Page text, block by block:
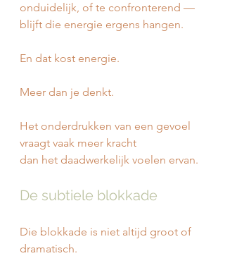
onduidelijk, of te confronterend —
blijft die energie ergens hangen.
En dat kost energie.
Meer dan je denkt.
Het onderdrukken van een gevoel
vraagt vaak meer kracht
dan het daadwerkelijk voelen ervan.
De subtiele blokkade
Die blokkade is niet altijd groot of
dramatisch.